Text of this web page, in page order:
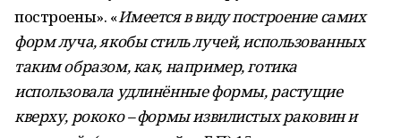
построены». «Имеется в виду построение самих
форм луча, якобы стиль лучей, использованных
таким образом, как, например, готика
использовала удлинённые формы, растущие
кверху, рококо – формы извилистых раковин и